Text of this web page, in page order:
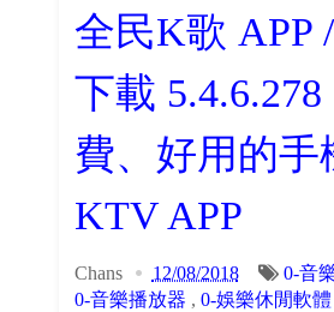
全民K歌 APP
下載
費、好用的手
KTV APP
Chans 12/08/2018 0-音
0-音樂播放器 , 0-娛樂休閒軟體